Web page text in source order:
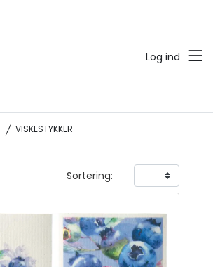
Log ind
VISKESTYKKER
Sortering: